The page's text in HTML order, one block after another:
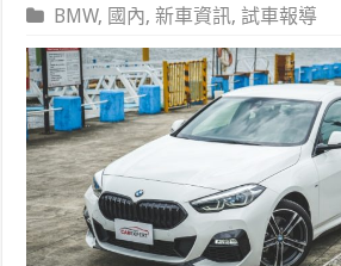
BMW, 國內,新車資訊,試車報導